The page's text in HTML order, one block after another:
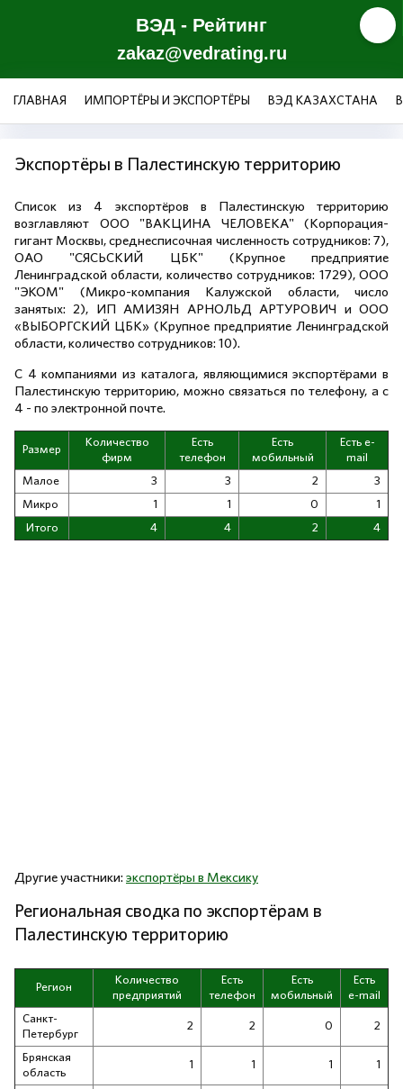
ВЭД - Рейтинг
zakaz@vedrating.ru
ГЛАВНАЯ ИМПОРТЁРЫ И ЭКСПОРТЁРЫ ВЭД КАЗАХСТАНА
Экспортёры в Палестинскую территорию
Список из 4 экспортёров в Палестинскую территорию
возглавляют ООО "ВАКЦИНА ЧЕЛОВЕКА" (Корпорация-
гигант Москвы, среднесписочная численность сотрудников: 7),
ОАО "СЯСЬСКИЙ ЦБК" (Крупное предприятие
Ленинградской области, количество сотрудников: 1729), ООО
"ЭКОМ" (Микро-компания Калужской области, число
занятых: 2), ИП АМИЗЯН АРНОЛЬД АРТУРОВИЧ и ООО
«ВЫБОРГСКИЙ ЦБК» (Крупное предприятие Ленинградской
области, количество сотрудников: 10).
С 4 компаниями из каталога, являющимися экспортёрами в
Палестинскую территорию, можно связаться по телефону, а с
4 - по электронной почте.
Размер
Количество
фирм
Есть
телефон
Есть
мобильный
Есть e-
mail
Малое
3 3 2
3
Микро
1 1 0
1
Итого
4 4 2 4
Другие участники: экспортёры в Мексику
Региональная сводка по экспортёрам в
Палестинскую территорию
Регион
Количество
предприятий
Есть
телефон
Есть
мобильный
Есть
e-mail
Санкт-
Петербург
2 2 0 2
Брянская
область
1 1 1 1